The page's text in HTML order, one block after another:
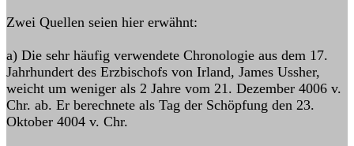
Zwei Quellen seien hier erwähnt:
a) Die sehr häufig verwendete Chronologie aus dem 17.
Jahrhundert des Erzbischofs von Irland, James Ussher,
weicht um weniger als 2 Jahre vom 21. Dezember 4006 v.
Chr. ab. Er berechnete als Tag der Schöpfung den 23.
Oktober 4004 v. Chr.